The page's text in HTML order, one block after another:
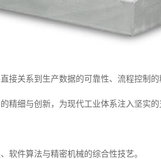
关系到生产数据的可靠性、流程控制的
精细与创新，为现代工业体系注入坚实的
软件算法与精密机械的综合性技艺。